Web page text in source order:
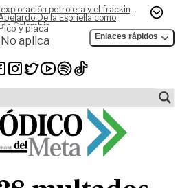
petrolera y el fracking,
De la Espriella como
Colombia
Pico y placa
No aplica Enlaces rápidos